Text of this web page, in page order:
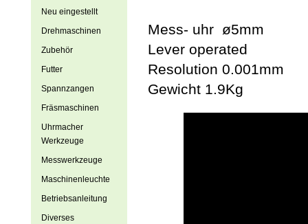
Mess- uhr ø5mm
Lever operated
Resolution 0.001mm
Gewicht 1.9Kg
Neu eingestellt
Drehmaschinen
Zubehör
Futter
Spannzangen
Fräsmaschinen
Uhrmacher
Werkzeuge
Messwerkzeuge
Maschinenleuchte
Betriebsanleitung
Diverses